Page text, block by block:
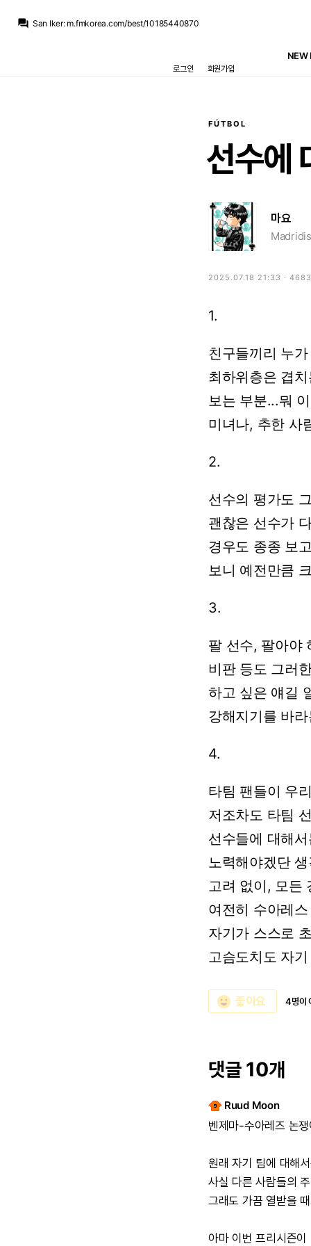
question_answer San Iker: m.fmkorea.com/best/10185440870
MARCA) 레알, 부다페스트서 페렌츠바로시전
NEW
로그인 회원가입
FÚTBOL
선수에
마요
2025.07.18 21:33 ·
1.
친구들끼리 누가
최하위층은 겹
보는 부분...뭐
미녀나, 추한 사
2.
선수의 평가도
괜찮은 선수가
경우도 종종 보
보니 예전만큼
3.
팔 선수, 팔아야
비판 등도 그러
하고 싶은 얘길
강해지기를 바
4.
타팀 팬들이 우
저조차도 타팀
선수들에 대해
노력해야겠단
고려 없이, 모든
여전히 수아레스
자기가 스스로
고슴도치도 자기
emoji_emotions 좋아요 4명이
댓글 10개
Ruud Moon
벤제마-수아레즈 논
원래자기 팀에 대해
사실 다른 사람들의
그래도 가끔 열받을
아마 이번 프리시즌이